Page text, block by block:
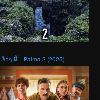
เร็วๆ นี้ – Palma 2 (2025)